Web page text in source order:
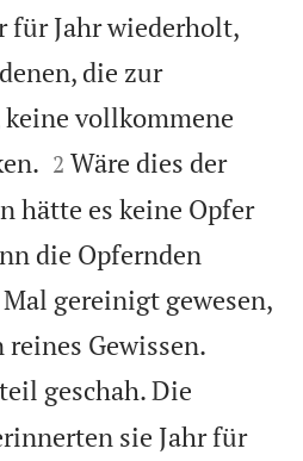
für Jahr wiederholt,
die zur
vollkommene


2 Wäre dies der
hätte es keine Opfer
die Opfernden
gereinigt gewesen,
Gewissen.
geschah. Die
sie Jahr für